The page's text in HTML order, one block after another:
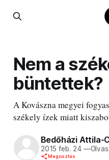
Nem a
büntettek?
A Kovászna megyei
székely ízek miatt
Bedőházi Attila-
2015 feb. 24 —
Megosztás